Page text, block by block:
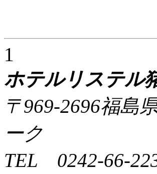
1
ホテルリステル
〒969-2696福島
ーク
TEL 0242-66-